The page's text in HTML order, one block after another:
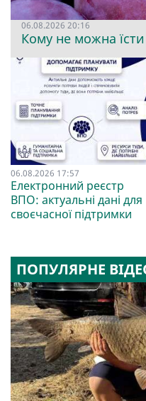
06.08.2026 20:16
Кому не можна
06.08.2026 17:57
Електронний реєстр
ВПО: актуальні дані для
своєчасної підтримки
ПОПУЛЯРНЕ